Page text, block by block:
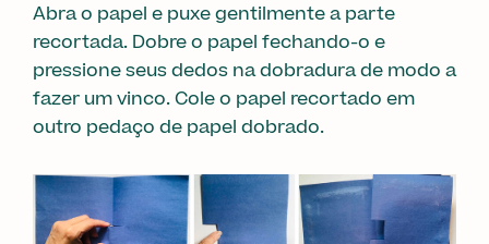
Abra o papel e puxe gentilmente a parte
recortada. Dobre o papel fechando-o e
pressione seus dedos na dobradura de modo a
fazer um vinco. Cole o papel recortado em
outro pedaço de papel dobrado.